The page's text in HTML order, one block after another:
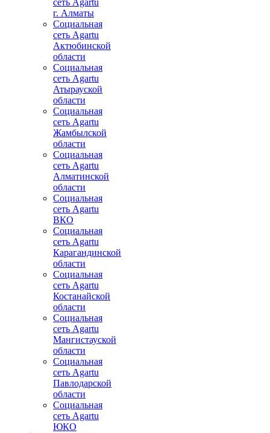
сеть Agartu
г. Алматы
Социальная
сеть Agartu
Актюбинской
области
Социальная
сеть Agartu
Атырауской
области
Социальная
сеть Agartu
Жамбылской
области
Социальная
сеть Agartu
Алматинской
области
Социальная
сеть Agartu
ВКО
Социальная
сеть Agartu
Карагандинской
области
Социальная
сеть Agartu
Костанайской
области
Социальная
сеть Agartu
Мангистауской
области
Социальная
сеть Agartu
Павлодарской
области
Социальная
сеть Agartu
ЮКО